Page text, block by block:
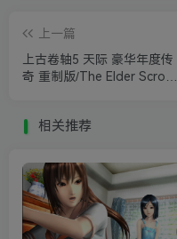
上一篇
上古卷轴5 天际 豪华年度传
奇 重制版/The Elder Scrolls
相关推荐